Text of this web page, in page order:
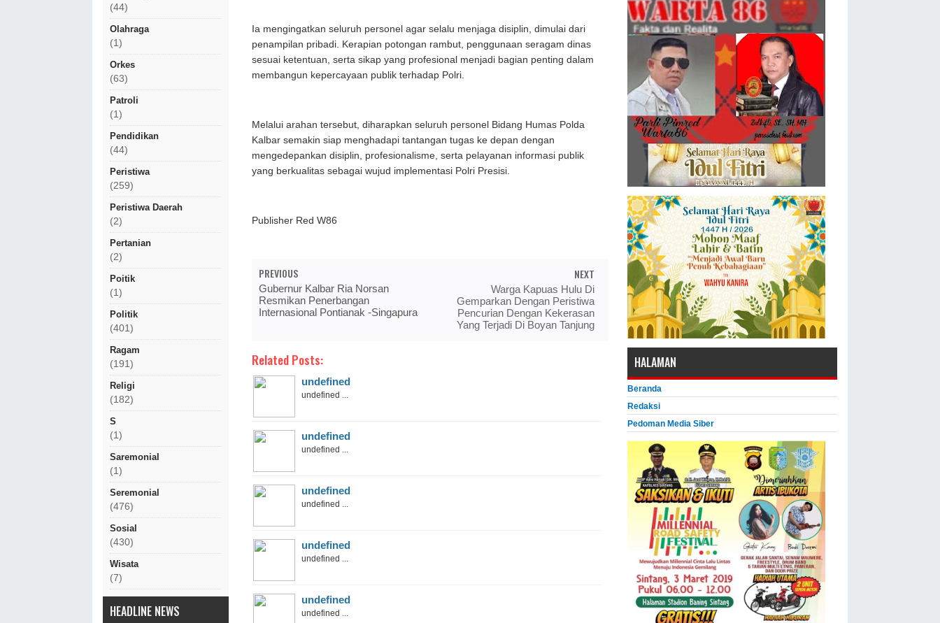
(44)
Olahraga
(1)
Orkes
(63)
Patroli
(1)
Pendidikan
(44)
Peristiwa
(259)
Peristiwa Daerah
(2)
Pertanian
(2)
Poitik
(1)
Politik
(401)
Ragam
(191)
Religi
(182)
S
(1)
Saremonial
(1)
Seremonial
(476)
Sosial
(430)
Wisata
(7)
HEADLINE NEWS
Ia mengingatkan seluruh personel agar selalu menjaga disiplin, dimulai dari
penampilan pribadi. Kerapian potongan rambut, penggunaan seragam dinas
sesuai ketentuan, serta sikap yang profesional menjadi bagian penting dalam
membangun kepercayaan publik terhadap Polri.
Melalui arahan tersebut, diharapkan seluruh personel Bidang Humas Polda
Kalbar semakin siap menghadapi tantangan tugas ke depan dengan
mengedepankan disiplin, profesionalisme, serta pelayanan informasi publik
yang berkualitas sebagai wujud implementasi Polri Presisi.
Publisher Red W86
PREVIOUS
Gubernur Kalbar Ria Norsan
Resmikan Penerbangan
Internasional Pontianak -Singapura
NEXT
Warga Kapuas Hulu Di
Gemparkan Dengan Peristiwa
Pencurian Dengan Kekerasan
Yang Terjadi Di Boyan Tanjung
Related Posts:
undefined
undefined ...
undefined
undefined ...
undefined
undefined ...
undefined
undefined ...
undefined
undefined ...
HALAMAN
Beranda
Redaksi
Pedoman Media Siber